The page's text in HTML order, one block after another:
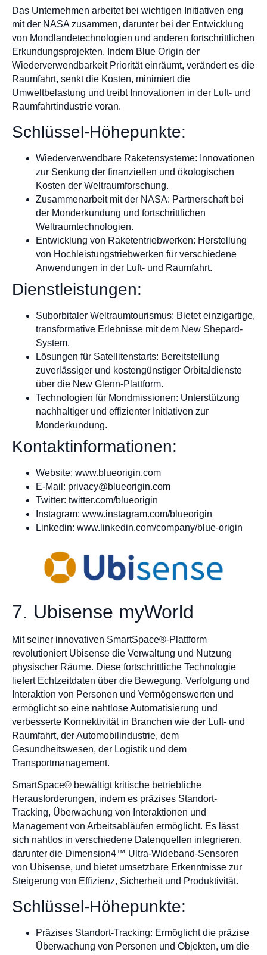
Das Unternehmen arbeitet bei wichtigen Initiativen eng
mit der NASA zusammen, darunter bei der Entwicklung
von Mondlandetechnologien und anderen fortschrittlichen
Erkundungsprojekten. Indem Blue Origin der
Wiederverwendbarkeit Priorität einräumt, verändert es die
Raumfahrt, senkt die Kosten, minimiert die
Umweltbelastung und treibt Innovationen in der Luft- und
Raumfahrtindustrie voran.
Schlüssel-Höhepunkte:
Wiederverwendbare Raketensysteme: Innovationen
zur Senkung der finanziellen und ökologischen
Kosten der Weltraumforschung.
Zusammenarbeit mit der NASA: Partnerschaft bei
der Monderkundung und fortschrittlichen
Weltraumtechnologien.
Entwicklung von Raketentriebwerken: Herstellung
von Hochleistungstriebwerken für verschiedene
Anwendungen in der Luft- und Raumfahrt.
Dienstleistungen:
Suborbitaler Weltraumtourismus: Bietet einzigartige,
transformative Erlebnisse mit dem New Shepard-
System.
Lösungen für Satellitenstarts: Bereitstellung
zuverlässiger und kostengünstiger Orbitaldienste
über die New Glenn-Plattform.
Technologien für Mondmissionen: Unterstützung
nachhaltiger und effizienter Initiativen zur
Monderkundung.
Kontaktinformationen:
Website: www.blueorigin.com
E-Mail: privacy@blueorigin.com
Twitter: twitter.com/blueorigin
Instagram: www.instagram.com/blueorigin
Linkedin: www.linkedin.com/company/blue-origin
7. Ubisense myWorld
Mit seiner innovativen SmartSpace®-Plattform
revolutioniert Ubisense die Verwaltung und Nutzung
physischer Räume. Diese fortschrittliche Technologie
liefert Echtzeitdaten über die Bewegung, Verfolgung und
Interaktion von Personen und Vermögenswerten und
ermöglicht so eine nahtlose Automatisierung und
verbesserte Konnektivität in Branchen wie der Luft- und
Raumfahrt, der Automobilindustrie, dem
Gesundheitswesen, der Logistik und dem
Transportmanagement.
SmartSpace® bewältigt kritische betriebliche
Herausforderungen, indem es präzises Standort-
Tracking, Überwachung von Interaktionen und
Management von Arbeitsabläufen ermöglicht. Es lässt
sich nahtlos in verschiedene Datenquellen integrieren,
darunter die Dimension4™ Ultra-Wideband-Sensoren
von Ubisense, und bietet umsetzbare Erkenntnisse zur
Steigerung von Effizienz, Sicherheit und Produktivität.
Schlüssel-Höhepunkte:
Präzises Standort-Tracking: Ermöglicht die präzise
Überwachung von Personen und Objekten, um die